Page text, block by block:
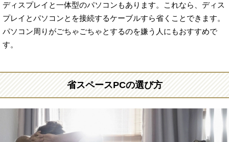
ディスプレイと一体型のパソコンもあります。これなら、ディス
プレイとパソコンとを接続するケーブルすら省くことできます。
パソコン周りがごちゃごちゃとするのを嫌う人にもおすすめで
す。
省スペースPCの選び方